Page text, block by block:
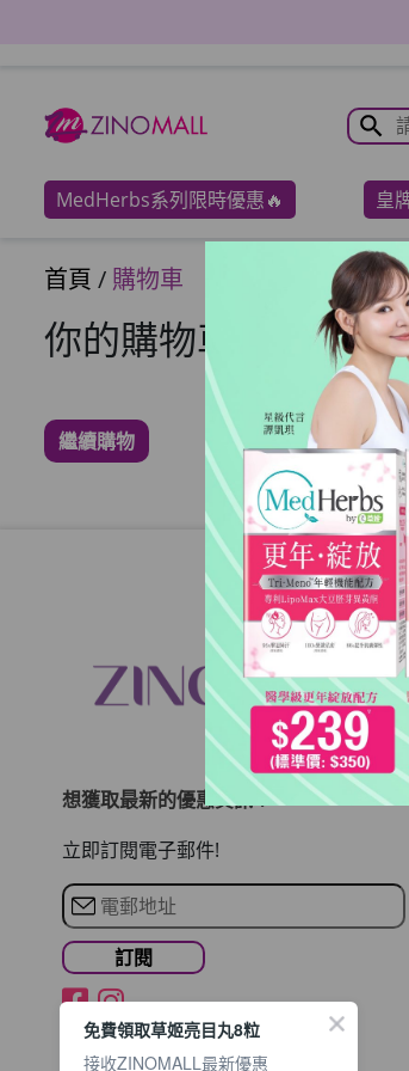
MedHerbs系列限時優惠🔥 皇
首頁 / 購物車
你的購物車沒有任何
繼續購物
想獲取最新的優惠資訊？
立即訂閱電子郵件!
免費領取草姬亮目丸8粒
接收ZINOMALL最新優惠